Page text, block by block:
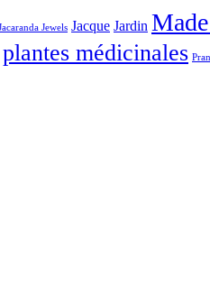
Jewels Jacque Jardin
plantes médicinales